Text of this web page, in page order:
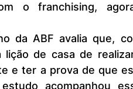
o franchising,
de casa de
e ter a prova de que
acompanhou